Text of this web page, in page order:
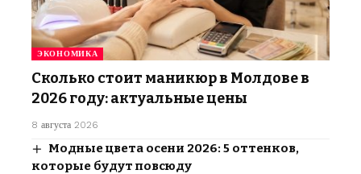
ЭКОНОМИКА
Сколько стоит маникюр в Молдове в
2026 году: актуальные цены
8 августа 2026
Модные цвета осени 2026: 5 оттенков,
которые будут повсюду